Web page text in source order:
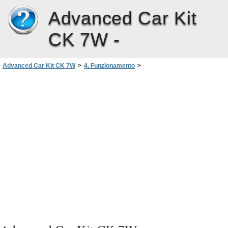
Advanced Car Kit
CK 7W -
Advanced Car Kit CK 7W > 4. Funzionamento >